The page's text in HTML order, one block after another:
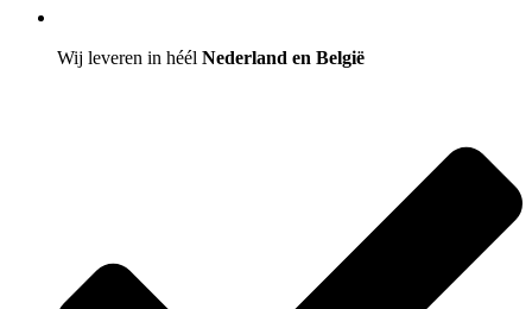
Wij leveren in héél Nederland en België